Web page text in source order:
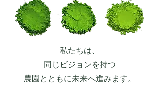
​私たちは、
同じビジョンを持つ
​農園とともに未来へ進みます。